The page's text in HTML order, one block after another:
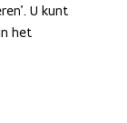
U kunt
het